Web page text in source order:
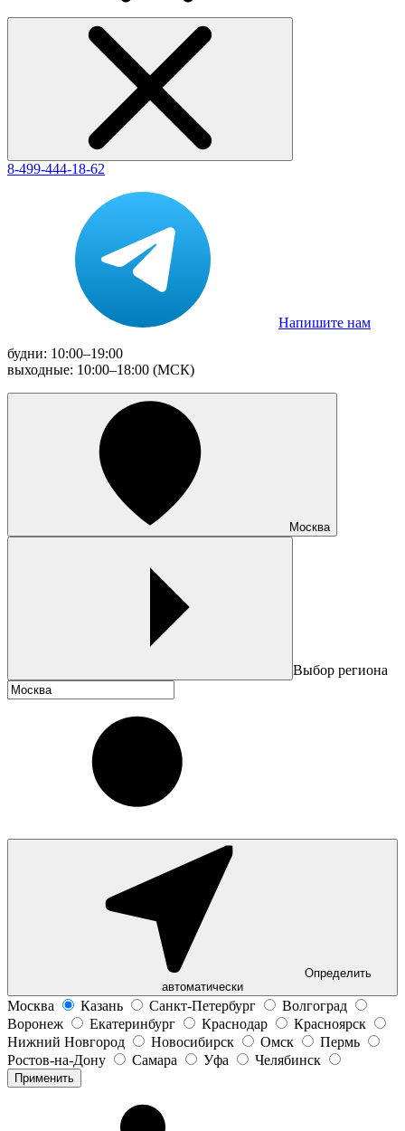
8-499-444-18-62
Напишите нам
будни: 10:00–19:00
выходные: 10:00–18:00 (МСК)
Москва
Выбор региона
Определить
автоматически
Москва Казань Санкт-Петербург
Волгоград
Воронеж
Екатеринбург Краснодар
Красноярск
Нижний Новгород
Новосибирск Омск
Пермь
Ростов-на-Дону
Самара Уфа Челябинск
Применить